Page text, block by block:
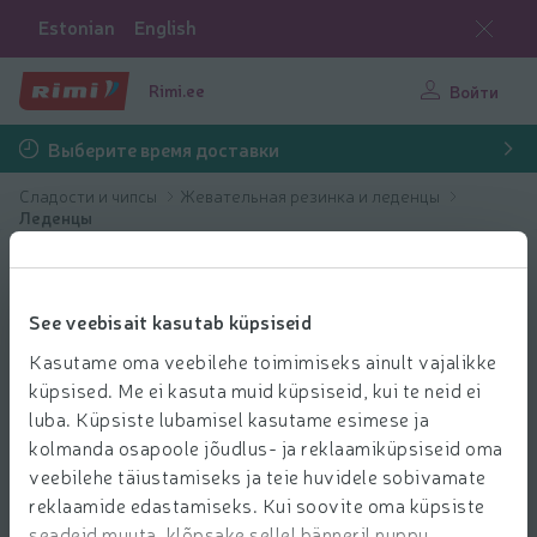
See veebisait kasutab küpsiseid
Kasutame oma veebilehe toimimiseks ainult vajalikke
küpsised. Me ei kasuta muid küpsiseid, kui te neid ei
luba. Küpsiste lubamisel kasutame esimese ja
kolmanda osapoole jõudlus- ja reklaamiküpsiseid oma
veebilehe täiustamiseks ja teie huvidele sobivamate
reklaamide edastamiseks. Kui soovite oma küpsiste
Estonian English
Rimi.ee Войти
Выберите время доставки
Сладости и чипсы
Жевательная резинка и леденцы
Леденцы